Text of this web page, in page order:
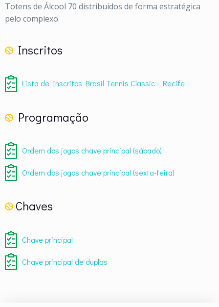
Totens de Álcool 70 distribuídos de forma estratégica
pelo complexo.
Inscritos
Lista de Inscritos Brasil Tennis Classic - Recife
Programação
Ordem dos jogos chave principal (sábado)
Ordem dos jogos chave principal (sexta-feira)
Chaves
Chave principal
Chave principal de duplas